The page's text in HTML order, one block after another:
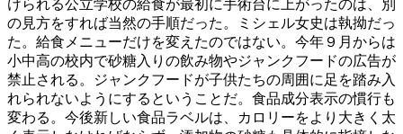
けられる公立学校の給食が最初に手術台に上がったのは、別
の見方をすれば当然の手順だった。ミシェル女史は執拗だっ
た。給食メニューだけを変えたのではない。今年９月からは
小中高の校内で砂糖入りの飲み物やジャンクフードの広告が
禁止される。ジャンクフードが子供たちの周囲に足を踏み入
れられないようにするということだ。食品成分表示の慣行も
変わる。今後新しい食品ラベルは、カロリーをより大きく太